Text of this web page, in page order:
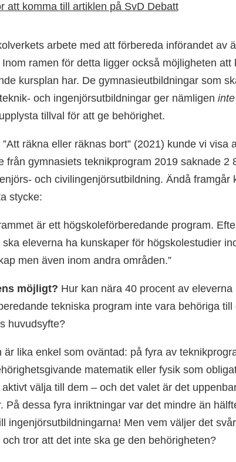
att komma till artiklen på SvD Debatt
arbete med att förbereda införandet av
ramen för detta ligger också möjligheten att
kursplan har. De gymnasie­utbildningar som
och ingenjörs­utbildningar ger nämligen inte
tillval för att ge behörighet.
räkna eller räknas bort” (2021) kunde vi visa
från gymnasiets teknik­program 2019 saknade 2
och civilingenjörs­utbildning. Ändå
stycke:
är ett högskole­förberedande program.
ska eleverna ha kunskaper för högskole­studier
men även inom andra områden.”
möjligt? Hur kan nära 40 procent av
tekniska program inte vara behöriga till
huvudsyfte?
är lika enkel som oväntad: på fyra av
matematik eller fysik som
välja till dem – och det valet är det
På dessa fyra inriktningar var det mindre än
ingenjörs­utbildningarna! Men vem väljer det
och tror att det inte ska ge den behörigheten?